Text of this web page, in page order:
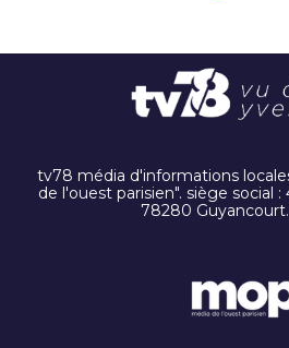
tv78 média d'informations
de l'ouest parisien". siège social
78280